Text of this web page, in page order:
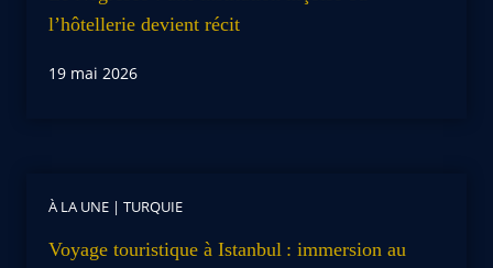
l’hôtellerie devient récit
19 mai 2026
À LA UNE | TURQUIE
Voyage touristique à Istanbul : immersion au